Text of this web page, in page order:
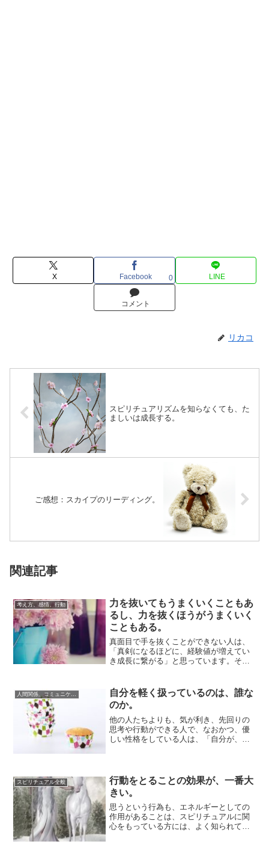
X Facebook 0 LINE
コメント
リカコ
スピリチュアリズムを知らなくても、た
ましいは成長する。
ご感想：スカイプのリーディング。
関連記事
考え方、感情、行動
力を抜いてもうまくいくこともあ
るし、力を抜くほうがうまくいく
こともある。
真面目で手を抜くことができない人は、
「真剣になるほどに、経験値が増えてい
き成長に繋がる」と思っています。そし
人間関係、コミュニケーション
自分を軽く扱っているのは、誰な
のか。
他の人たちよりも、気が利き、先回りの
思考や行動ができる人で、なおかつ、優
しい性格をしている人は、「自分が、他
スピリチュアル全般
行動をとることの効果が、一番大
きい。
思うという行為も、エネルギーとしての
作用があることは、スピリチュアルに関
心をもっている方には、よく知られてい